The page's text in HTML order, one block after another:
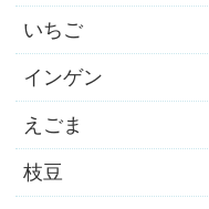
いちご
インゲン
えごま
枝豆